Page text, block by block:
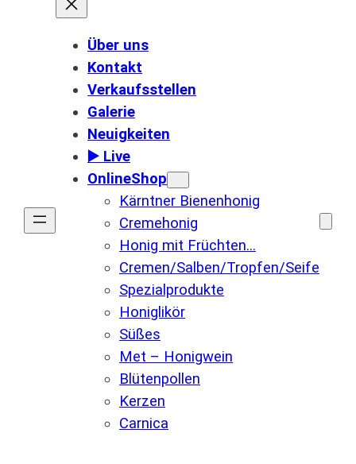
Über uns
Kontakt
Verkaufsstellen
Galerie
Neuigkeiten
▶️ Live
OnlineShop
Kärntner Bienenhonig
Cremehonig
Honig mit Früchten…
Cremen/Salben/Tropfen/Seife
Spezialprodukte
Honiglikör
Süßes
Met – Honigwein
Blütenpollen
Kerzen
Carnica